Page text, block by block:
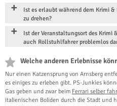
Ist es erlaubt während dem Krimi
zu drehen?
Ist der Veranstaltungsort des Krimi
auch Rollstuhlfahrer problemlos
Welche anderen Erlebnisse
Nur einen Katzensprung von Arnsberg
es einiges zu erleben gibt. PS-Junkies
Gas geben und zwar beim Ferrari selber
italienischen Boliden durch die Stadt und